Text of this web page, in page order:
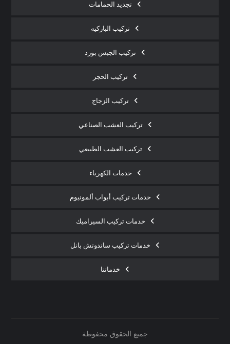
تجديد الحمامات
تركيب الباركيه
تركيب الجبس بورد
تركيب الحجر
تركيب الزجاج
تركيب العشب الصناعي
تركيب العشب الطبيعي
خدمات الكهرباء
خدمات تركيب أبواب ألمونيوم
خدمات تركيب السيراميك
خدمات تركيب ساندوتش بانل
خدماتنا
جميع الحقوق محفوظة